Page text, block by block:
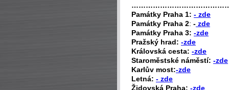
Památky Praha 1: - zde
Památky Praha 2: - zde
Památky Praha 3: -zde
Pražský hrad: -zde
Královská cesta: -zde
Staroměstské náměstí: -zde
Karlův most:-zde
Letná: - zde
Židovská Praha: -zde